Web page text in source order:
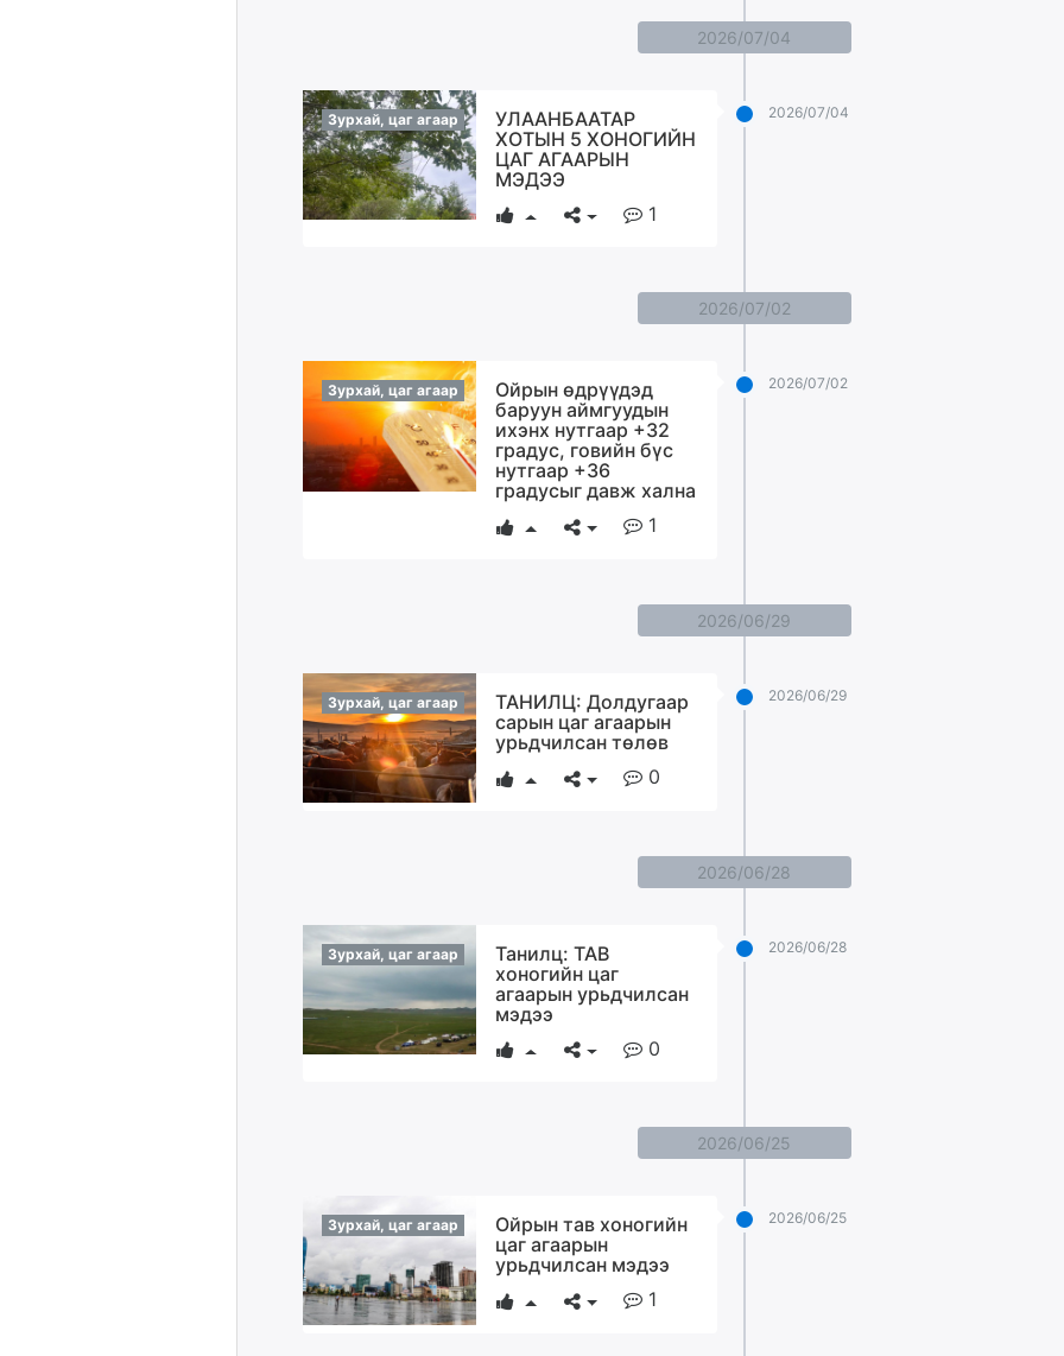
2026/07/04
2026/07/04
Зурхай, цаг агаар
УЛААНБААТАР
ХОТЫН 5 ХОНОГИЙН
ЦАГ АГААРЫН
МЭДЭЭ
1
2026/07/02
2026/07/02
Зурхай, цаг агаар
Ойрын өдрүүдэд
баруун аймгуудын
ихэнх нутгаар +32
градус, говийн бүс
нутгаар +36
градусыг давж хална
1
2026/06/29
2026/06/29
Зурхай, цаг агаар
ТАНИЛЦ: Долдугаар
сарын цаг агаарын
урьдчилсан төлөв
0
2026/06/28
2026/06/28
Зурхай, цаг агаар
Танилц: ТАВ
хоногийн цаг
агаарын урьдчилсан
мэдээ
0
2026/06/25
2026/06/25
Зурхай, цаг агаар
Ойрын тав хоногийн
цаг агаарын
урьдчилсан мэдээ
1